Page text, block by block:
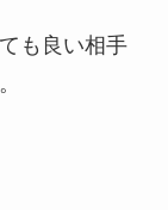
も良い相手